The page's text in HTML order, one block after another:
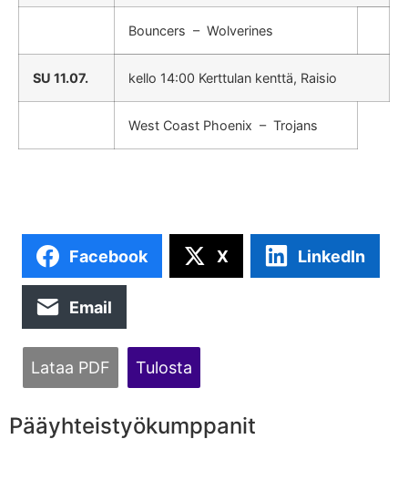
Bouncers – Wolverines
SU 11.07. kello 14:00 Kerttulan kenttä, Raisio
West Coast Phoenix – Trojans
Facebook X LinkedIn
Email
Lataa PDF Tulosta
Pääyhteistyökumppanit